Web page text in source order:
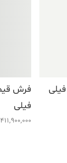
فیلی
411,900,000